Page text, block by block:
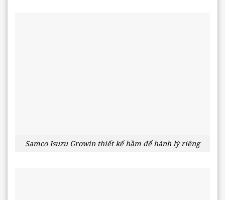
Samco Isuzu Growin thiết kế hầm để hành lý riêng